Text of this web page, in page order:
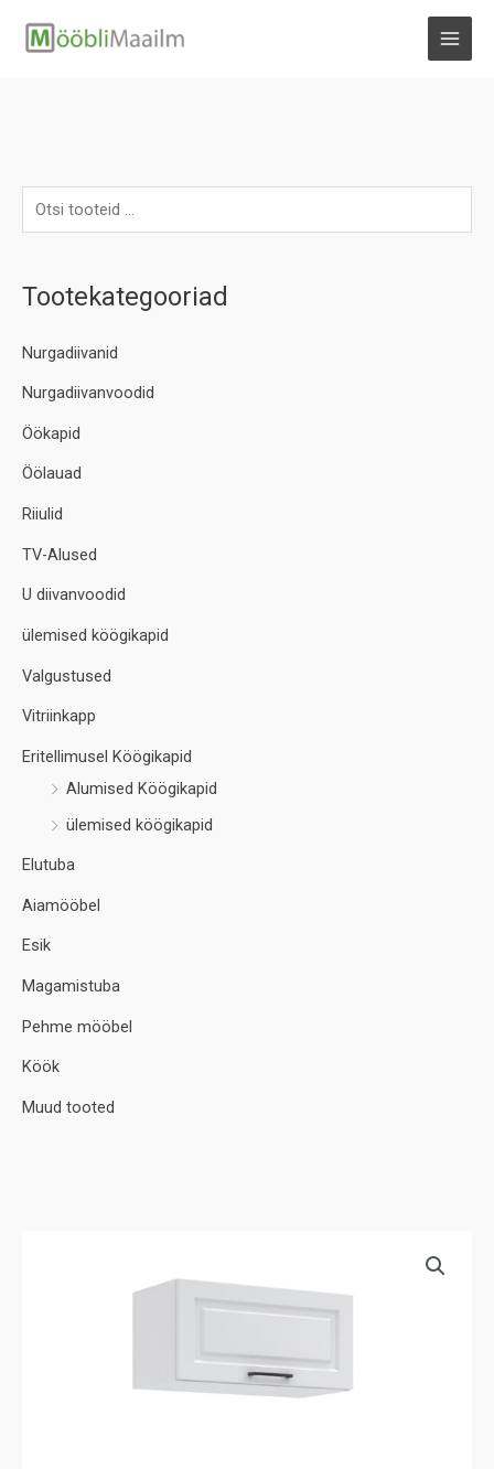
Tootekategooriad
Nurgadiivanid
Nurgadiivanvoodid
Öökapid
Öölauad
Riiulid
TV-Alused
U diivanvoodid
ülemised köögikapid
Valgustused
Vitriinkapp
Eritellimusel Köögikapid
Alumised Köögikapid
ülemised köögikapid
Elutuba
Aiamööbel
Esik
Magamistuba
Pehme mööbel
Köök
Muud tooted